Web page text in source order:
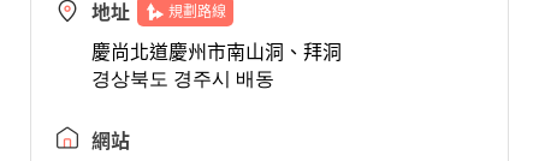
地址 規劃路線
慶尚北道慶州市南山洞、拜洞
경상북도 경주시 배동
網站